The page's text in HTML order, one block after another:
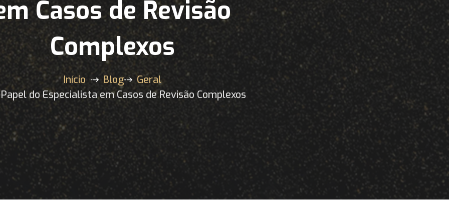
Casos de Revisão
Complexos
Início Blog
Geral
do Especialista em Casos de Revisão Complexos